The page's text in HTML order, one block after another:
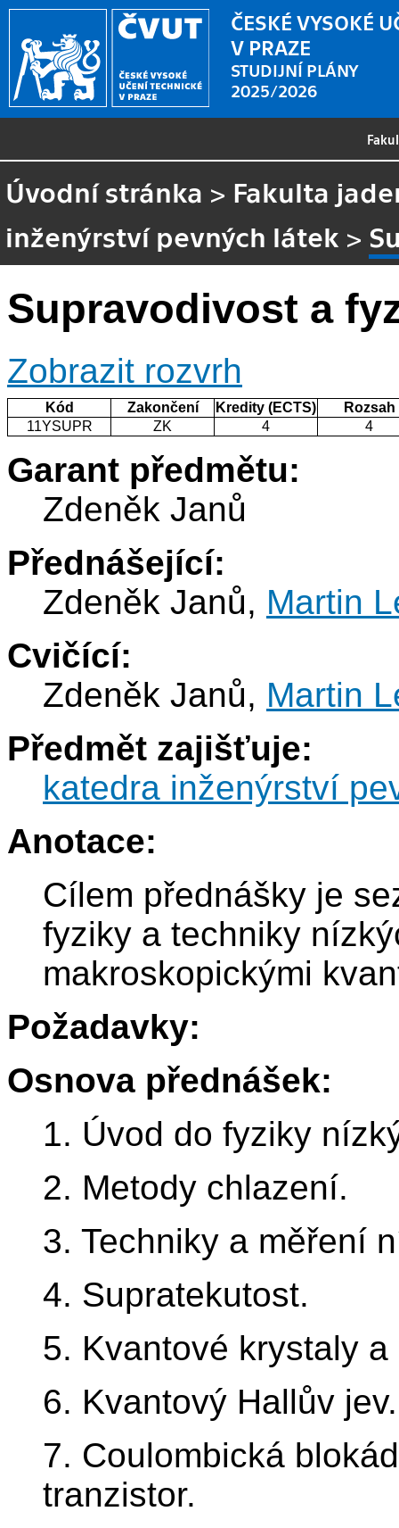
ČESKÉ VYSOKÉ
V PRAZE
STUDIJNÍ PLÁNY
2025/2026
Úvodní stránka > Fakulta
inženýrství pevných látek >
Supravodivost a
Zobrazit rozvrh
Kód Zakončení Kredity (ECTS)
Rozsah
11YSUPR
ZK 4 4
Garant předmětu:
Zdeněk Janů
Přednášející:
Zdeněk Janů, Martin
Cvičící:
Zdeněk Janů, Martin
Předmět zajišťuje:
katedra inženýrství
Anotace:
Cílem přednášky je
fyziky a techniky
makroskopickými
Požadavky:
Osnova přednášek:
1. Úvod do fyziky
2. Metody chlazení.
3. Techniky a měření
4. Supratekutost.
5. Kvantové krystaly a
6. Kvantový Hallův jev.
7. Coulombická
tranzistor.